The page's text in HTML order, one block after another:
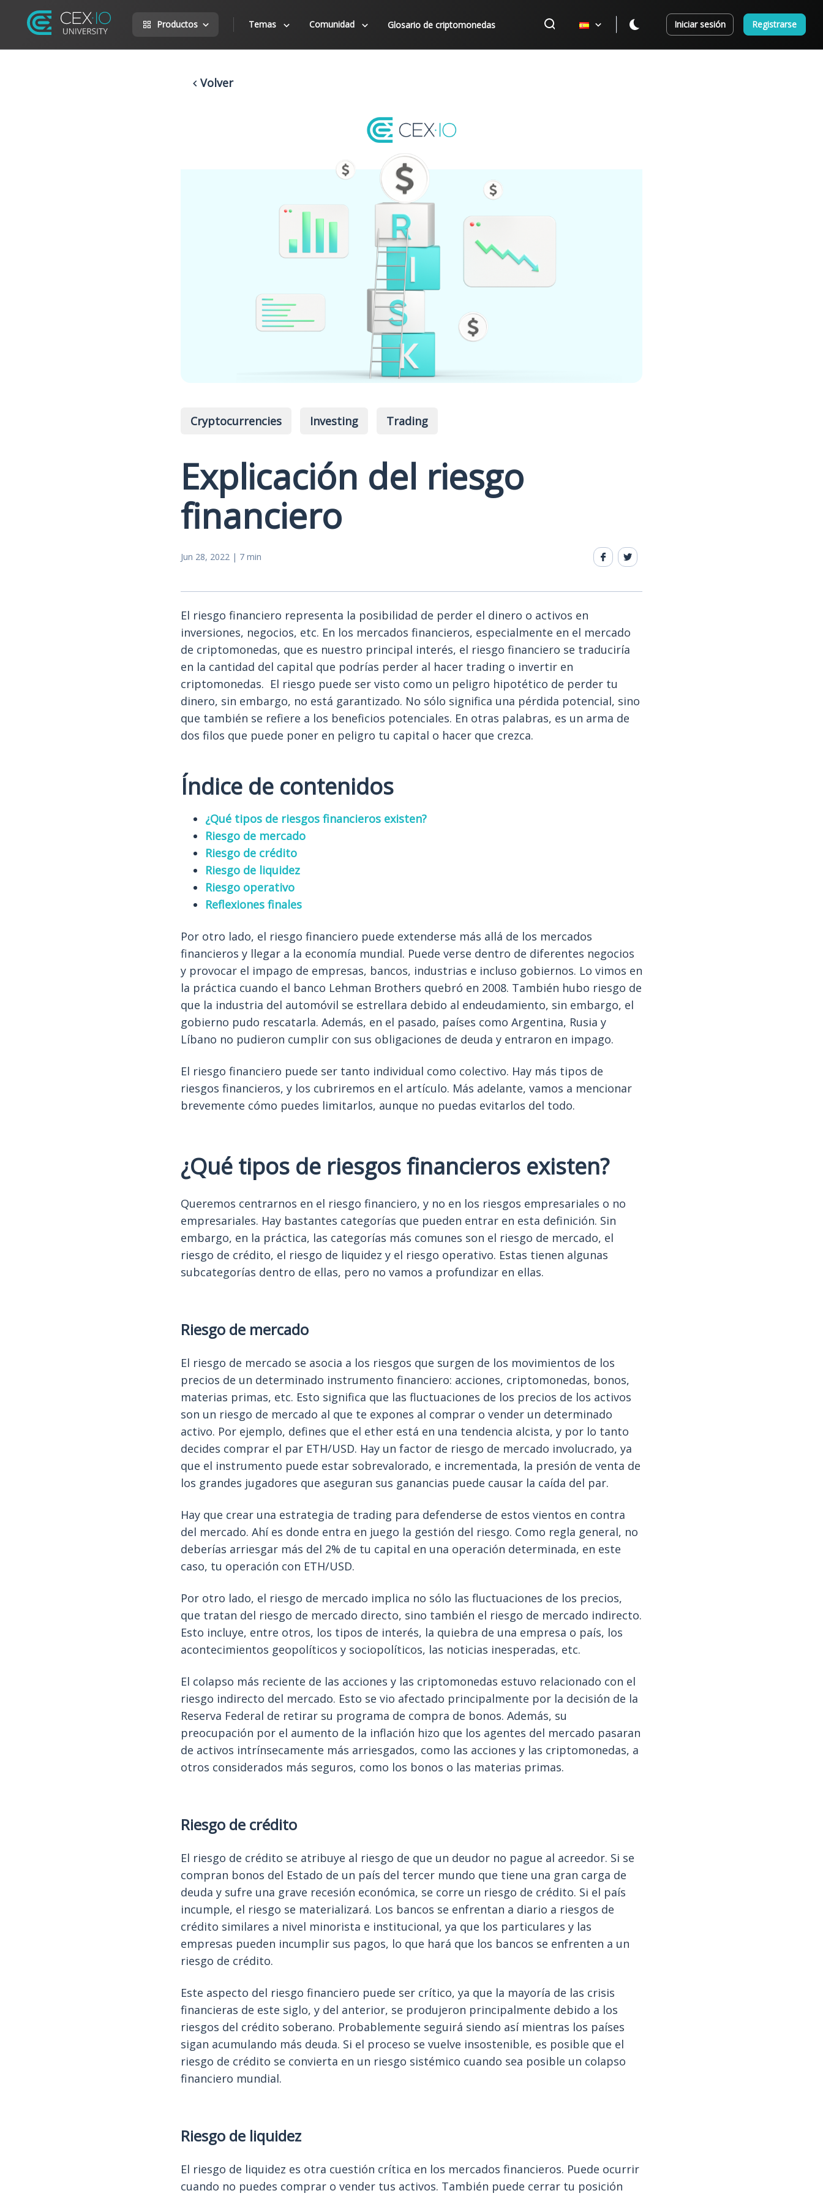
Productos Temas Comunidad Glosario de criptomonedas Iniciar sesión Registrarse
Volver
Cryptocurrencies Investing Trading
Explicación del riesgo
financiero
Jun 28, 2022 | 7 min
El riesgo financiero representa la posibilidad de perder el dinero o activos en
inversiones, negocios, etc. En los mercados financieros, especialmente en el mercado
de criptomonedas, que es nuestro principal interés, el riesgo financiero se traduciría
en la cantidad del capital que podrías perder al hacer trading o invertir en
criptomonedas. El riesgo puede ser visto como un peligro hipotético de perder tu
dinero, sin embargo, no está garantizado. No sólo significa una pérdida potencial, sino
que también se refiere a los beneficios potenciales. En otras palabras, es un arma de
dos filos que puede poner en peligro tu capital o hacer que crezca.
Índice de contenidos
¿Qué tipos de riesgos financieros existen?
Riesgo de mercado
Riesgo de crédito
Riesgo de liquidez
Riesgo operativo
Reflexiones finales
Por otro lado, el riesgo financiero puede extenderse más allá de los mercados
financieros y llegar a la economía mundial. Puede verse dentro de diferentes negocios
y provocar el impago de empresas, bancos, industrias e incluso gobiernos. Lo vimos en
la práctica cuando el banco Lehman Brothers quebró en 2008. También hubo riesgo de
que la industria del automóvil se estrellara debido al endeudamiento, sin embargo, el
gobierno pudo rescatarla. Además, en el pasado, países como Argentina, Rusia y
Líbano no pudieron cumplir con sus obligaciones de deuda y entraron en impago.
El riesgo financiero puede ser tanto individual como colectivo. Hay más tipos de
riesgos financieros, y los cubriremos en el artículo. Más adelante, vamos a mencionar
brevemente cómo puedes limitarlos, aunque no puedas evitarlos del todo.
¿Qué tipos de riesgos financieros existen?
Queremos centrarnos en el riesgo financiero, y no en los riesgos empresariales o no
empresariales. Hay bastantes categorías que pueden entrar en esta definición. Sin
embargo, en la práctica, las categorías más comunes son el riesgo de mercado, el
riesgo de crédito, el riesgo de liquidez y el riesgo operativo. Estas tienen algunas
subcategorías dentro de ellas, pero no vamos a profundizar en ellas.
Riesgo de mercado
El riesgo de mercado se asocia a los riesgos que surgen de los movimientos de los
precios de un determinado instrumento financiero: acciones, criptomonedas, bonos,
materias primas, etc. Esto significa que las fluctuaciones de los precios de los activos
son un riesgo de mercado al que te expones al comprar o vender un determinado
activo. Por ejemplo, defines que el ether está en una tendencia alcista, y por lo tanto
decides comprar el par ETH/USD. Hay un factor de riesgo de mercado involucrado, ya
que el instrumento puede estar sobrevalorado, e incrementada, la presión de venta de
los grandes jugadores que aseguran sus ganancias puede causar la caída del par.
Hay que crear una estrategia de trading para defenderse de estos vientos en contra
del mercado. Ahí es donde entra en juego la gestión del riesgo. Como regla general, no
deberías arriesgar más del 2% de tu capital en una operación determinada, en este
caso, tu operación con ETH/USD.
Por otro lado, el riesgo de mercado implica no sólo las fluctuaciones de los precios,
que tratan del riesgo de mercado directo, sino también el riesgo de mercado indirecto.
Esto incluye, entre otros, los tipos de interés, la quiebra de una empresa o país, los
acontecimientos geopolíticos y sociopolíticos, las noticias inesperadas, etc.
El colapso más reciente de las acciones y las criptomonedas estuvo relacionado con el
riesgo indirecto del mercado. Esto se vio afectado principalmente por la decisión de la
Reserva Federal de retirar su programa de compra de bonos. Además, su
preocupación por el aumento de la inflación hizo que los agentes del mercado pasaran
de activos intrínsecamente más arriesgados, como las acciones y las criptomonedas, a
otros considerados más seguros, como los bonos o las materias primas.
Riesgo de crédito
El riesgo de crédito se atribuye al riesgo de que un deudor no pague al acreedor. Si se
compran bonos del Estado de un país del tercer mundo que tiene una gran carga de
deuda y sufre una grave recesión económica, se corre un riesgo de crédito. Si el país
incumple, el riesgo se materializará. Los bancos se enfrentan a diario a riesgos de
crédito similares a nivel minorista e institucional, ya que los particulares y las
empresas pueden incumplir sus pagos, lo que hará que los bancos se enfrenten a un
riesgo de crédito.
Este aspecto del riesgo financiero puede ser crítico, ya que la mayoría de las crisis
financieras de este siglo, y del anterior, se produjeron principalmente debido a los
riesgos del crédito soberano. Probablemente seguirá siendo así mientras los países
sigan acumulando más deuda. Si el proceso se vuelve insostenible, es posible que el
riesgo de crédito se convierta en un riesgo sistémico cuando sea posible un colapso
financiero mundial.
Riesgo de liquidez
El riesgo de liquidez es otra cuestión crítica en los mercados financieros. Puede ocurrir
cuando no puedes comprar o vender tus activos. También puede cerrar tu posición